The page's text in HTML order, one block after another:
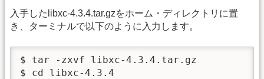
入手したlibxc-4.3.4.tar.gzをホーム・ディレクトリに置
き、ターミナルで以下のように入力します。
$ tar -zxvf libxc-4.3.4.tar.gz
$ cd libxc-4.3.4